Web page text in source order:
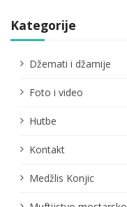
Kategorije
Džemati i džamije
Foto i video
Hutbe
Kontakt
Medžlis Konjic